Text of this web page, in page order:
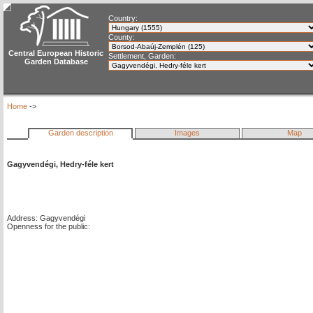
Central European Historic
Garden Database
Country:
County:
Settlement, Garden:
Home ->
Garden description Images Map
Gagyvendégi, Hedry-féle kert
Address: Gagyvendégi
Openness for the public: